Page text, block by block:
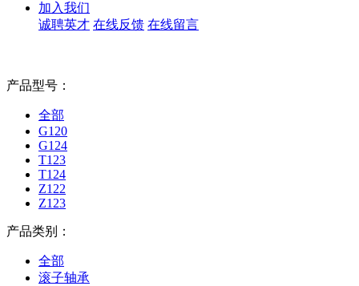
加入我们
诚聘英才 在线反馈 在线留言
产品型号：
全部
G120
G124
T123
T124
Z122
Z123
产品类别：
全部
滚子轴承